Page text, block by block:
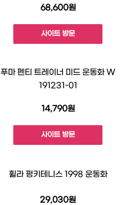
68,600원
사이트 방문
푸마 펜티 트레이너 미드 운동화 W
191231-01
14,790원
사이트 방문
휠라 펑키테니스 1998 운동화
29,030원